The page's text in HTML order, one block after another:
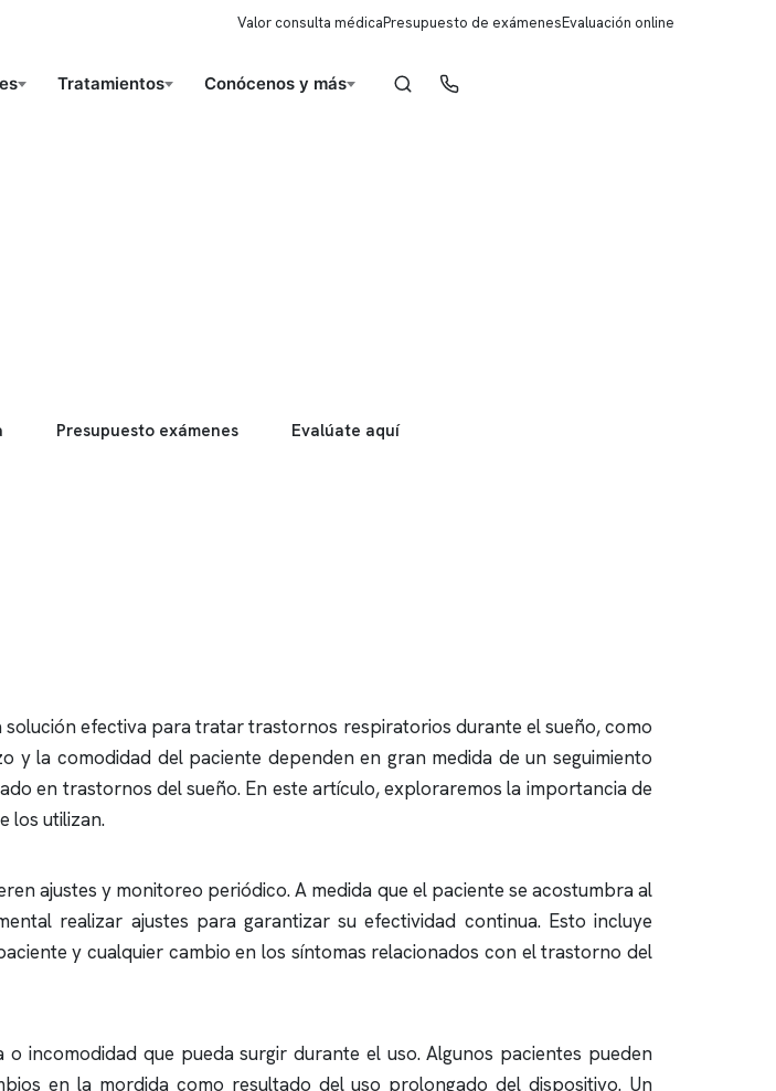
Valor consulta médicaPresupuesto de exámenesEvaluación online
Tratamientos Conócenos y más
Presupuesto exámenes Evalúate aquí
efectiva para tratar trastornos respiratorios durante el sueño, como
y la comodidad del paciente dependen en gran medida de un seguimiento
en trastornos del sueño. En este artículo, exploraremos la importancia de
los utilizan.
ajustes y monitoreo periódico. A medida que el paciente se acostumbra al
realizar ajustes para garantizar su efectividad continua. Esto incluye
y cualquier cambio en los síntomas relacionados con el trastorno del
incomodidad que pueda surgir durante el uso. Algunos pacientes pueden
en la mordida como resultado del uso prolongado del dispositivo. Un